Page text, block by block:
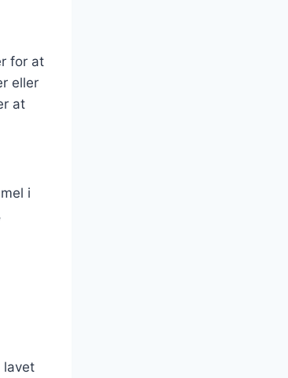
for at
eller
at
i
lavet